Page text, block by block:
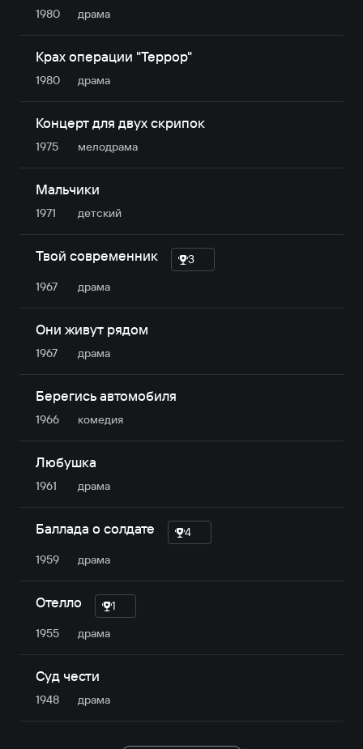
1980 драма
Крах операции "Террор"
1980 драма
Концерт для двух скрипок
1975 мелодрама
Мальчики
1971 детский
Твой современник
3
1967
драма
Они живут рядом
1967 драма
Берегись автомобиля
1966 комедия
Любушка
1961 драма
Баллада о солдате
4
1959
драма
Отелло
1
1955
драма
Суд чести
1948 драма